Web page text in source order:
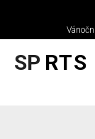
SP RTS